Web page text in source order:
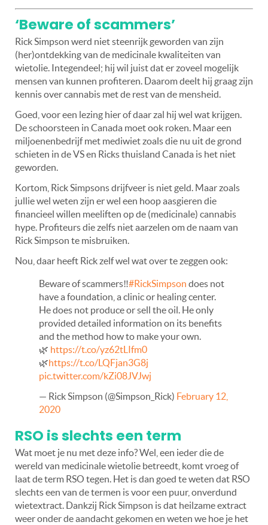
‘Beware of scammers’
Rick Simpson werd niet steenrijk geworden van zijn
(her)ontdekking van de medicinale kwaliteiten van
wietolie. Integendeel; hij wil juist dat er zoveel mogelijk
mensen van kunnen profiteren. Daarom deelt hij graag zijn
kennis over cannabis met de rest van de mensheid.
Goed, voor een lezing hier of daar zal hij wel wat krijgen.
De schoorsteen in Canada moet ook roken. Maar een
miljoenenbedrijf met mediwiet zoals die nu uit de grond
schieten in de VS en Ricks thuisland Canada is het niet
geworden.
Kortom, Rick Simpsons drijfveer is niet geld. Maar zoals
jullie wel weten zijn er wel een hoop aasgieren die
financieel willen meeliften op de (medicinale) cannabis
hype. Profiteurs die zelfs niet aarzelen om de naam van
Rick Simpson te misbruiken.
Nou, daar heeft Rick zelf wel wat over te zeggen ook:
Beware of scammers‼️#RickSimpson does not
have a foundation, a clinic or healing center.
He does not produce or sell the oil. He only
provided detailed information on its benefits
and the method how to make your own.
🌿 https://t.co/yz62tLIfm0
🌿https://t.co/LQFjan3G8j
pic.twitter.com/kZi08JVJwj
— Rick Simpson (@Simpson_Rick) February 12,
2020
RSO is slechts een term
Wat moet je nu met deze info? Wel, een ieder die de
wereld van medicinale wietolie betreedt, komt vroeg of
laat de term RSO tegen. Het is dan goed te weten dat RSO
slechts een van de termen is voor een puur, onverdund
wietextract. Dankzij Rick Simpson is dat heilzame extract
weer onder de aandacht gekomen en weten we hoe je het